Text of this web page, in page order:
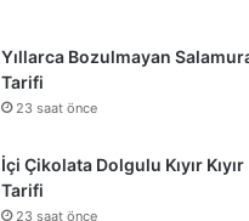
Yıllarca Bozulmayan
Tarifi
23 saat önce
İçi Çikolata Dolgulu Kıyır
Tarifi
23 saat önce